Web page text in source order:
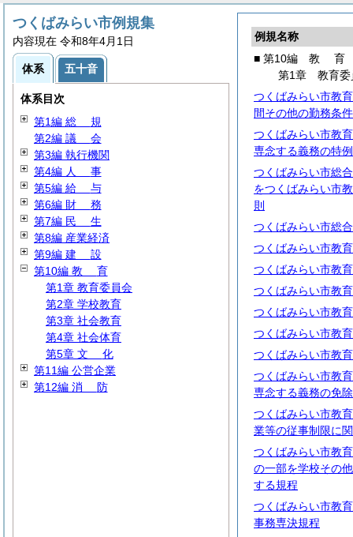
例規名称
■ 第10編 教 育
第1章 教育委
つくばみらい市教
間その他の勤務条
つくばみらい市教
専念する義務の特
つくばみらい市総
をつくばみらい市
則
つくばみらい市総
つくばみらい市教
つくばみらい市教
つくばみらい市教
つくばみらい市教
つくばみらい市教
つくばみらい市教
つくばみらい市教
専念する義務の免
つくばみらい市教
業等の従事制限に
つくばみらい市教
の一部を学校その
する規程
つくばみらい市教
事務専決規程
つくばみらい市例規集
内容現在 令和8年4月1日
体系 五十音
体系目次
第1編 総 規
第2編 議 会
第3編 執行機関
第4編 人 事
第5編 給 与
第6編 財 務
第7編 民 生
第8編 産業経済
第9編 建 設
第10編 教 育
第1章 教育委員会
第2章 学校教育
第3章 社会教育
第4章 社会体育
第5章 文 化
第11編 公営企業
第12編 消 防